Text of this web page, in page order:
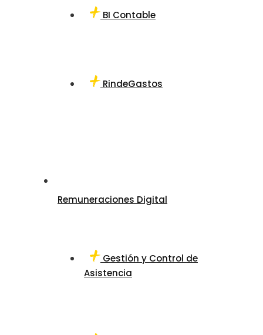
BI Contable
RindeGastos
Remuneraciones Digital
Gestión y Control de
Asistencia